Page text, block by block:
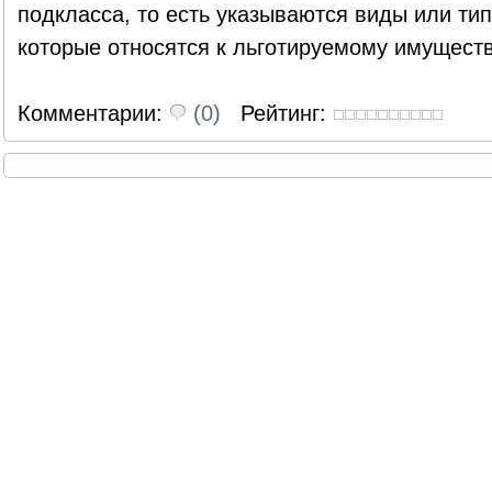
подкласса, то есть указываются виды или
которые относятся к льготируемому
Комментарии: (0) Рейтинг: